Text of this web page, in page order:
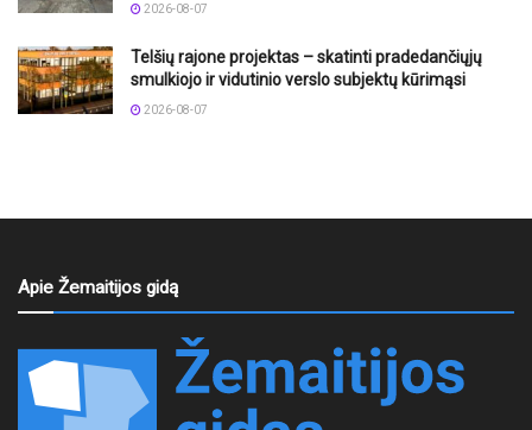
2026-08-07
Telšių rajone projektas – skatinti pradedančiųjų
smulkiojo ir vidutinio verslo subjektų kūrimąsi
2026-08-07
Apie Žemaitijos gidą